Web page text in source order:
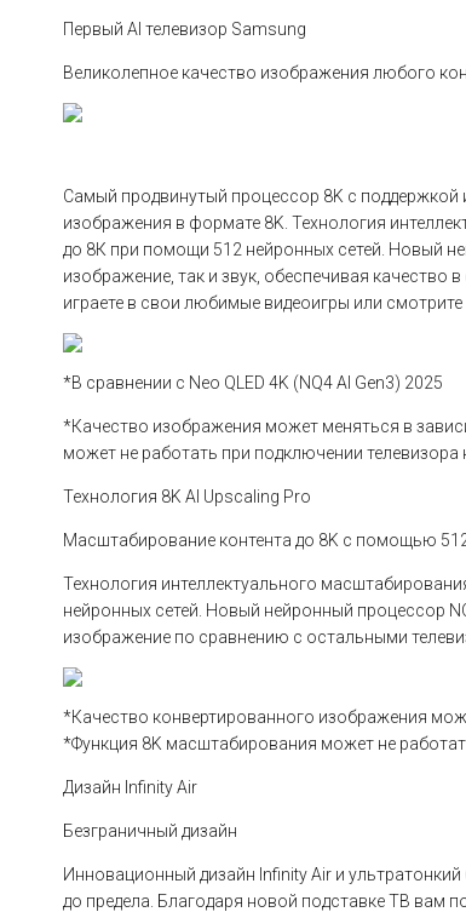
Первый AI телевизор Samsung
Великолепное качество изображения любого
Самый продвинутый процессор 8K с поддержкой
изображения в формате 8K. Технология
до 8К при помощи 512 нейронных сетей. Новый
изображение, так и звук, обеспечивая качество
играете в свои любимые видеоигры или
*В сравнении с Neo QLED 4K (NQ4 AI Gen3) 2025
*Качество изображения может меняться в
может не работать при подключении телевизора
Технология 8K AI Upscaling Pro
Масштабирование контента до 8K с помощью
Технология интеллектуального
нейронных сетей. Новый нейронный процессор
изображение по сравнению с остальными
*Качество конвертированного изображения
*Функция 8K масштабирования может не
Дизайн Infinity Air
Безграничный дизайн
Инновационный дизайн Infinity Air и
до предела. Благодаря новой подставке ТВ вам